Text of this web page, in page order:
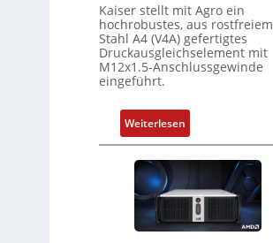
Kaiser stellt mit Agro ein
hochrobustes, aus rostfreiem
Stahl A4 (V4A) gefertigtes
Druckausgleichselement mit
M12x1.5-Anschlussgewinde
eingeführt.
Weiterlesen:
D
r
u
c
a